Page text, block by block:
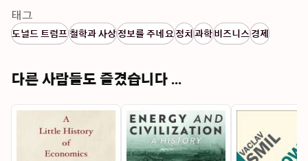
태그
도널드 트럼프철학과 사상정보를 주네요정치과학비즈니스경제
다른 사람들도 즐겼습니다 ...